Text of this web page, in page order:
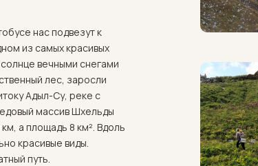
нас подвезут к
из самых красивых
вечными снегами
лес, заросли
Адыл-Су, реке с
массив Шхельды
а площадь 8 км². Вдоль
красивые виды.
путь.